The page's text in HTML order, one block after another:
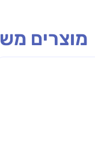
מוצרים